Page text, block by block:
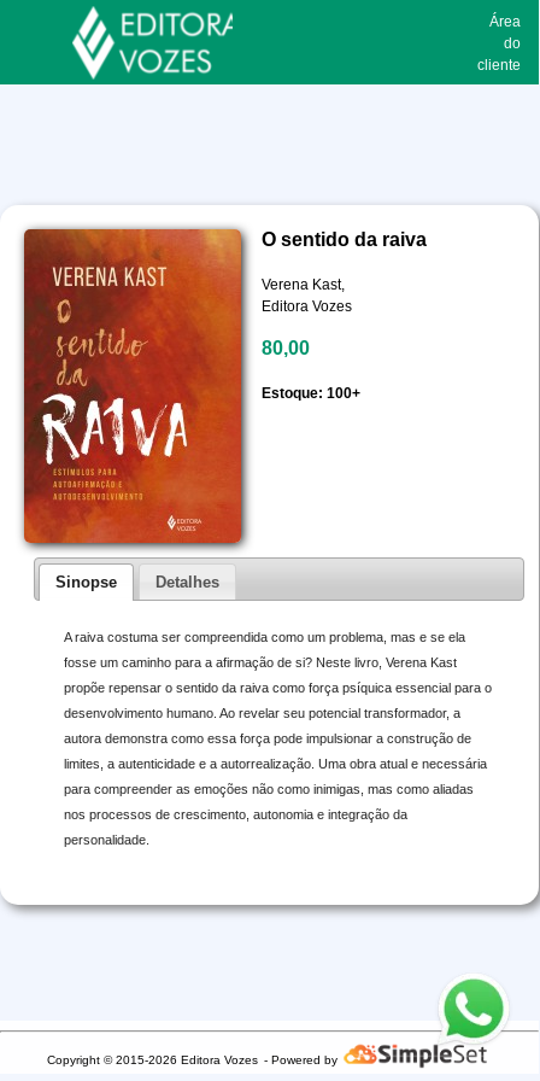
Área
do
cliente
O sentido da raiva
Verena Kast,
Editora Vozes
80,00
Estoque: 100+
Sinopse Detalhes
A raiva costuma ser compreendida como um problema, mas e se ela
fosse um caminho para a afirmação de si? Neste livro, Verena Kast
propõe repensar o sentido da raiva como força psíquica essencial para o
desenvolvimento humano. Ao revelar seu potencial transformador, a
autora demonstra como essa força pode impulsionar a construção de
limites, a autenticidade e a autorrealização. Uma obra atual e necessária
para compreender as emoções não como inimigas, mas como aliadas
nos processos de crescimento, autonomia e integração da
personalidade.
Copyright © 2015-2026 Editora Vozes - Powered by